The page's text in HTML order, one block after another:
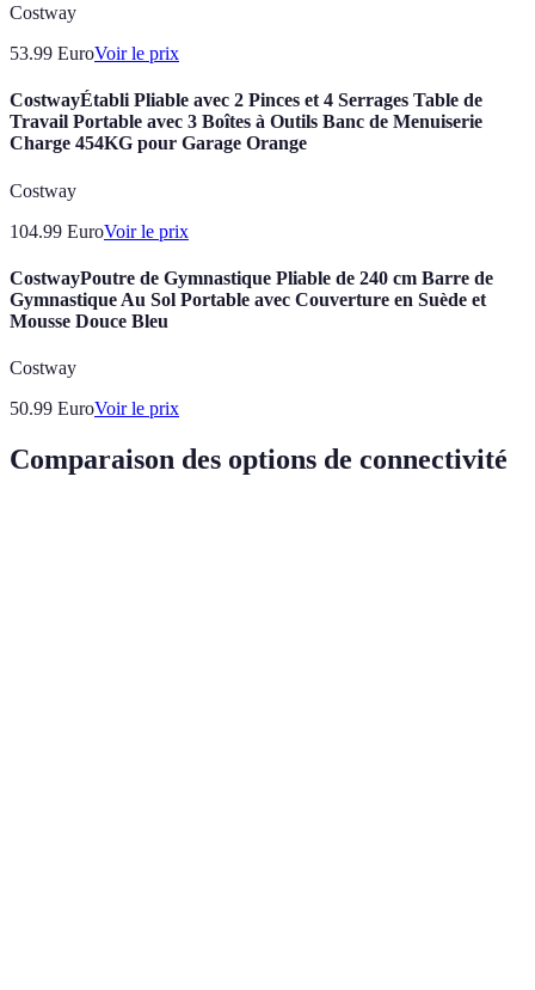
Costway
53.99 EuroVoir le prix
CostwayÉtabli Pliable avec 2 Pinces et 4 Serrages Table de
Travail Portable avec 3 Boîtes à Outils Banc de Menuiserie
Charge 454KG pour Garage Orange
Costway
104.99 EuroVoir le prix
CostwayPoutre de Gymnastique Pliable de 240 cm Barre de
Gymnastique Au Sol Portable avec Couverture en Suède et
Mousse Douce Bleu
Costway
50.99 EuroVoir le prix
Comparaison des options de connectivité